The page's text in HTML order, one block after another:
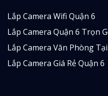
Lắp Camera Wifi Quận 6
Lắp Camera Quận 6 Trọn
Lắp Camera Văn Phòng
Lắp Camera Giá Rẻ Quận 6